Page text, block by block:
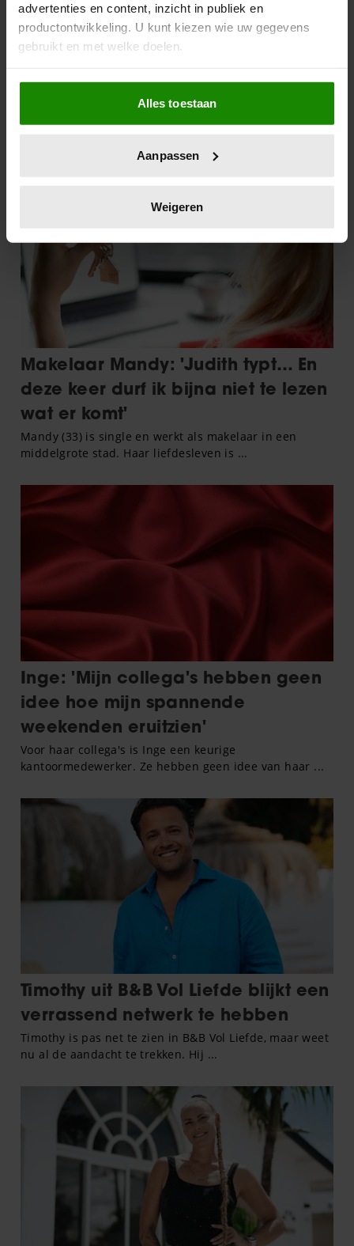
advertenties en content, inzicht in publiek en
productontwikkeling. U kunt kiezen wie uw gegevens
gebruikt en met welke doelen.
Als u het toestaat, willen we ook graag:
Informatie verzamelen over uw geografische
locatie, die tot een paar meter nauwkeurig kan zijn
scannen op specifieke eigenschappen (fingerprinting)
verwerkt en stel uw voorkeuren in het
intrekken in de Cookieverklaring.
We gebruiken cookies om content en advertenties te
personaliseren, om functies voor social media te bieden
en om ons websiteverkeer te analyseren. Ook delen we
informatie over uw gebruik van onze site met onze
partners voor social media, adverteren en analyse. Deze
partners kunnen deze gegevens combineren met andere
informatie die u aan ze heeft verstrekt of die ze hebben
verzameld op basis van uw gebruik van hun services. U
gaat akkoord met onze cookies als u onze website blijft
gebruiken.
Alles toestaan
Aanpassen
Weigeren